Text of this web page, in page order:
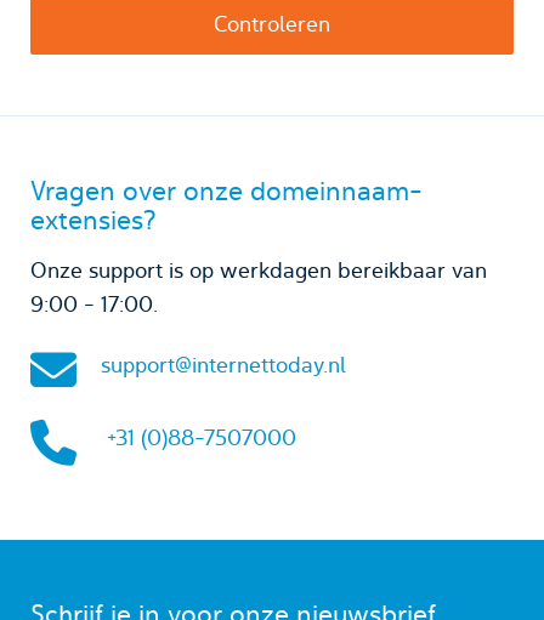
Vragen over onze domeinnaam-
extensies?
Onze support is op werkdagen bereikbaar van
9:00 - 17:00.
support@internettoday.nl
+31 (0)88-7507000